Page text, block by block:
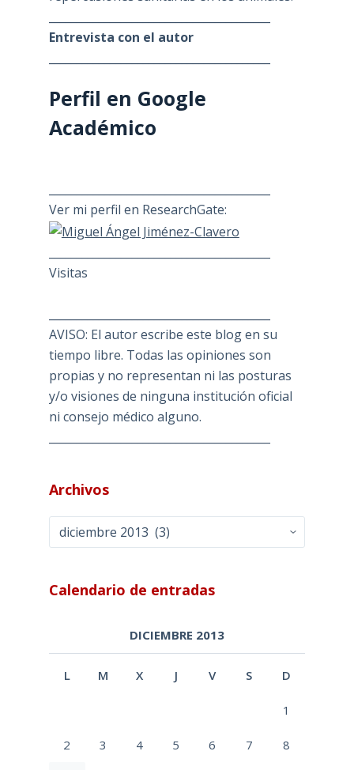
Entrevista con el autor
Perfil en Google
Académico
Ver mi perfil en ResearchGate:
Visitas
AVISO: El autor escribe este blog en su
tiempo libre. Todas las opiniones son
propias y no representan ni las posturas
y/o visiones de ninguna institución oficial
ni consejo médico alguno.
Archivos
Archivos
Calendario de entradas
DICIEMBRE 2013
L M X J V S D
1
2 3 4 5 6 7 8